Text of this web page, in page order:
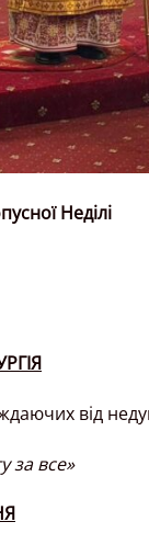
Неділі
від
за все»